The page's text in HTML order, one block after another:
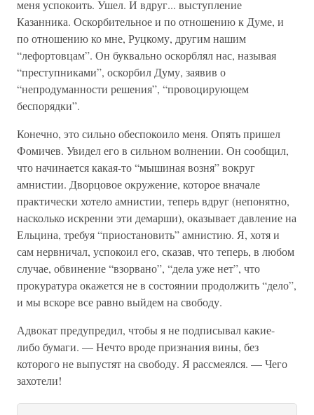
меня успокоить. Ушел. И вдруг... выступление
Казанника. Оскорбительное и по отношению к Думе, и
по отношению ко мне, Руцкому, другим нашим
“лефортовцам”. Он буквально оскорблял нас, называя
“преступниками”, оскорбил Думу, заявив о
“непродуманности решения”, “провоцирующем
беспорядки”.
Конечно, это сильно обеспокоило меня. Опять пришел
Фомичев. Увидел его в сильном волнении. Он сообщил,
что начинается какая-то “мышиная возня” вокруг
амнистии. Дворцовое окружение, которое вначале
практически хотело амнистии, теперь вдруг (непонятно,
насколько искренни эти демарши), оказывает давление на
Ельцина, требуя “приостановить” амнистию. Я, хотя и
сам нервничал, успокоил его, сказав, что теперь, в любом
случае, обвинение “взорвано”, “дела уже нет”, что
прокуратура окажется не в состоянии продолжить “дело”,
и мы вскоре все равно выйдем на свободу.
Адвокат предупредил, чтобы я не подписывал какие-
либо бумаги. — Нечто вроде признания вины, без
которого не выпустят на свободу. Я рассмеялся. — Чего
захотели!